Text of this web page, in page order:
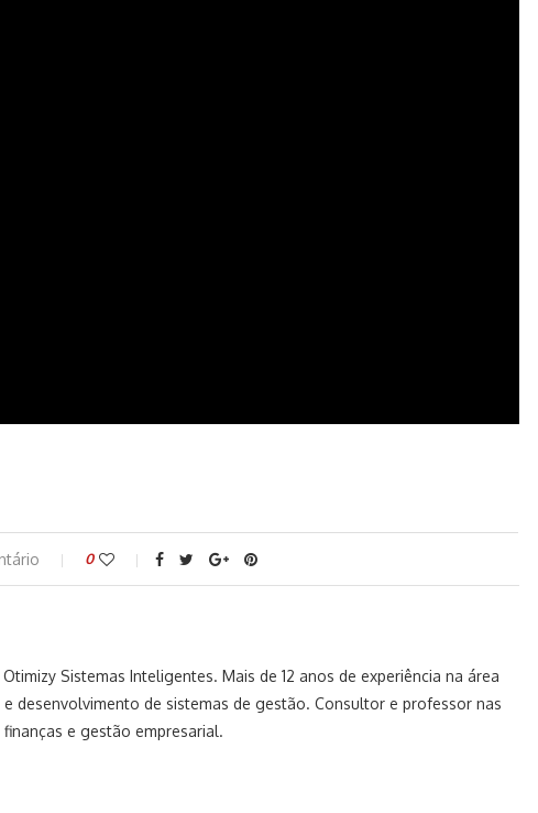
0
Sistemas Inteligentes. Mais de 12 anos de experiência na área
desenvolvimento de sistemas de gestão. Consultor e professor nas
e gestão empresarial.